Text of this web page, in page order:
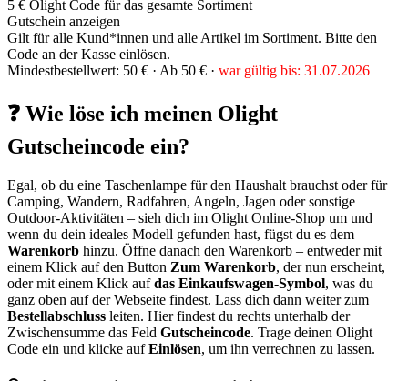
5 € Olight Code für das gesamte Sortiment
Gutschein anzeigen
Gilt für alle Kund*innen und alle Artikel im Sortiment. Bitte den
Code an der Kasse einlösen.
Mindestbestellwert: 50 € · Ab 50 € · war gültig bis: 31.07.2026
❓ Wie löse ich meinen Olight
Gutscheincode ein?
Egal, ob du eine Taschenlampe für den Haushalt brauchst oder für
Camping, Wandern, Radfahren, Angeln, Jagen oder sonstige
Outdoor-Aktivitäten – sieh dich im Olight Online-Shop um und
wenn du dein ideales Modell gefunden hast, fügst du es dem
Warenkorb hinzu. Öffne danach den Warenkorb – entweder mit
einem Klick auf den Button Zum Warenkorb, der nun erscheint,
oder mit einem Klick aufdas Einkaufswagen-Symbol, was du
ganz oben auf der Webseite findest. Lass dich dann weiter zum
Bestellabschluss leiten. Hier findest du rechts unterhalb der
Zwischensumme das Feld Gutscheincode. Trage deinen Olight
Code ein und klicke aufEinlösen, um ihn verrechnen zu lassen.